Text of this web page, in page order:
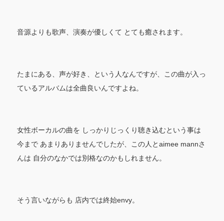
音源よりも歌声、演奏が優しくて とても癒されます。
たまにある、声が好き、という人なんですが、この曲が入っ
ているアルバムは全曲良いんですよね。
女性ボーカルの曲を しっかりじっくり聴き込むという事は
今まで あまりありませんでしたが、この人とaimee mannさ
んは 自分のなかでは別格なのかもしれません。
そう言いながらも 店内では終始envy。